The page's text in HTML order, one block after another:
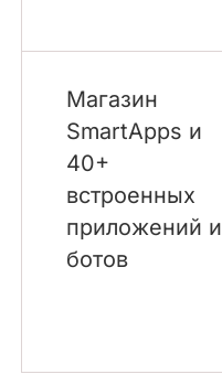
Магазин
SmartApps и
40+
встроенных
приложений и
ботов